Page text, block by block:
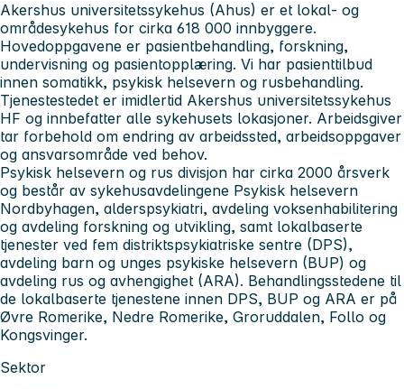
Akershus universitetssykehus (Ahus) er et lokal- og
områdesykehus for cirka 618 000 innbyggere.
Hovedoppgavene er pasientbehandling, forskning,
undervisning og pasientopplæring. Vi har pasienttilbud
innen somatikk, psykisk helsevern og rusbehandling.
Tjenestestedet er imidlertid Akershus universitetssykehus
HF og innbefatter alle sykehusets lokasjoner. Arbeidsgiver
tar forbehold om endring av arbeidssted, arbeidsoppgaver
og ansvarsområde ved behov.
Psykisk helsevern og rus divisjon har cirka 2000 årsverk
og består av sykehusavdelingene Psykisk helsevern
Nordbyhagen, alderspsykiatri, avdeling voksenhabilitering
og avdeling forskning og utvikling, samt lokalbaserte
tjenester ved fem distriktspsykiatriske sentre (DPS),
avdeling barn og unges psykiske helsevern (BUP) og
avdeling rus og avhengighet (ARA). Behandlingsstedene til
de lokalbaserte tjenestene innen DPS, BUP og ARA er på
Øvre Romerike, Nedre Romerike, Groruddalen, Follo og
Kongsvinger.
Sektor